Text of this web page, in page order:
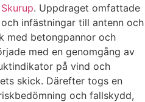
. Uppdraget omfattade
infästningar till antenn och
med betongpannor och
med en genomgång av
på vind och
skick. Därefter togs en
och fallskydd,